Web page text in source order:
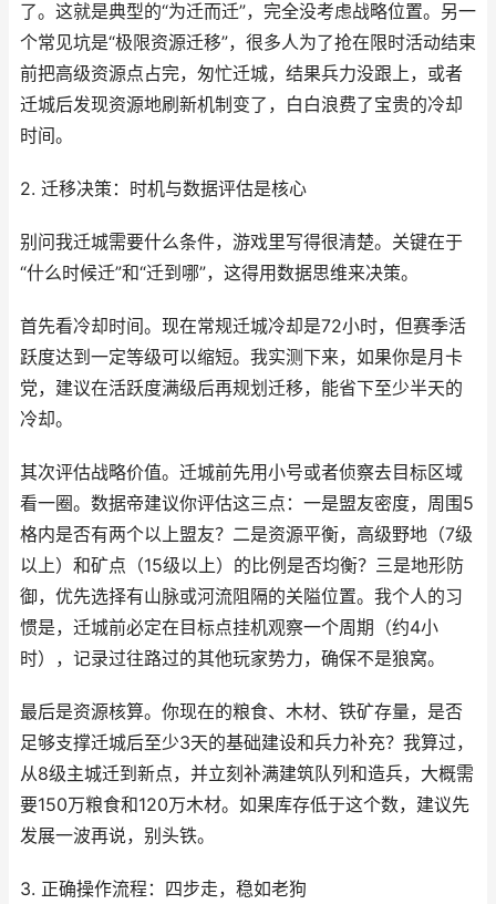
了。这就是典型的“为迁而迁”，完全没考虑战略位置。另一
个常见坑是“极限资源迁移”，很多人为了抢在限时活动结束
前把高级资源点占完，匆忙迁城，结果兵力没跟上，或者
迁城后发现资源地刷新机制变了，白白浪费了宝贵的冷却
时间。
2. 迁移决策：时机与数据评估是核心
别问我迁城需要什么条件，游戏里写得很清楚。关键在于
“什么时候迁”和“迁到哪”，这得用数据思维来决策。
首先看冷却时间。现在常规迁城冷却是72小时，但赛季活
跃度达到一定等级可以缩短。我实测下来，如果你是月卡
党，建议在活跃度满级后再规划迁移，能省下至少半天的
冷却。
其次评估战略价值。迁城前先用小号或者侦察去目标区域
看一圈。数据帝建议你评估这三点：一是盟友密度，周围5
格内是否有两个以上盟友？二是资源平衡，高级野地（7级
以上）和矿点（15级以上）的比例是否均衡？三是地形防
御，优先选择有山脉或河流阻隔的关隘位置。我个人的习
惯是，迁城前必定在目标点挂机观察一个周期（约4小
时），记录过往路过的其他玩家势力，确保不是狼窝。
最后是资源核算。你现在的粮食、木材、铁矿存量，是否
足够支撑迁城后至少3天的基础建设和兵力补充？我算过，
从8级主城迁到新点，并立刻补满建筑队列和造兵，大概需
要150万粮食和120万木材。如果库存低于这个数，建议先
发展一波再说，别头铁。
3. 正确操作流程：四步走，稳如老狗